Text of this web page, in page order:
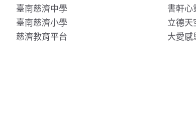
臺南慈濟中學
臺南慈濟小學
慈濟教育平台
書軒心
立德天
大愛感